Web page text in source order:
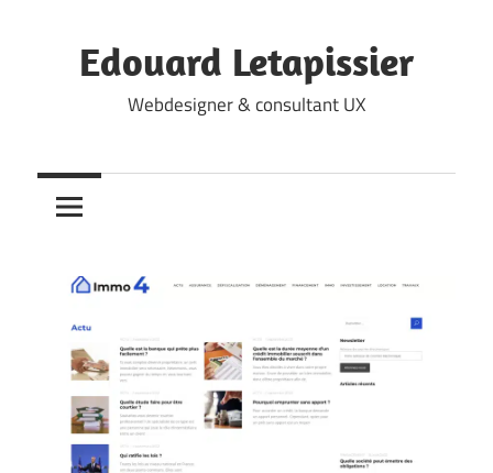
contentEdouard Letapissier
Webdesigner & consultant UX